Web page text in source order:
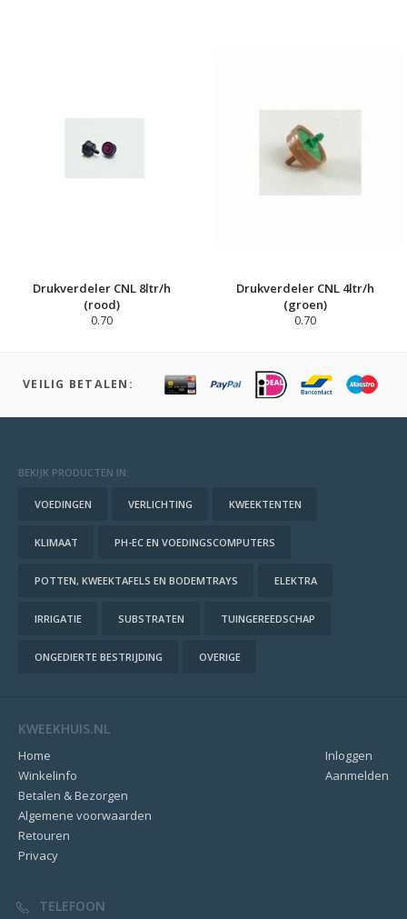
Drukverdeler CNL 8ltr/h
(rood)
0.70
Drukverdeler CNL 4ltr/h
(groen)
0.70
VEILIG BETALEN:
BEKIJK PRODUCTEN IN:
VOEDINGEN VERLICHTING KWEEKTENTEN
KLIMAAT PH-EC EN VOEDINGSCOMPUTERS
POTTEN, KWEEKTAFELS EN BODEMTRAYS ELEKTRA
IRRIGATIE SUBSTRATEN TUINGEREEDSCHAP
ONGEDIERTE BESTRIJDING OVERIGE
KWEEKHUIS.NL
Inloggen
Aanmelden
Home
Winkelinfo
Betalen & Bezorgen
Algemene voorwaarden
Retouren
Privacy
TELEFOON